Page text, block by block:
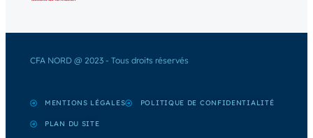
CFA NORD @ 2023 - Tous droits réservés
MENTIONS LÉGALES POLITIQUE DE CONFIDENTIALITÉ
PLAN DU SITE